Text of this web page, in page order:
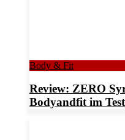
Body & Fit
Review: ZERO
Bodyandfit im Test